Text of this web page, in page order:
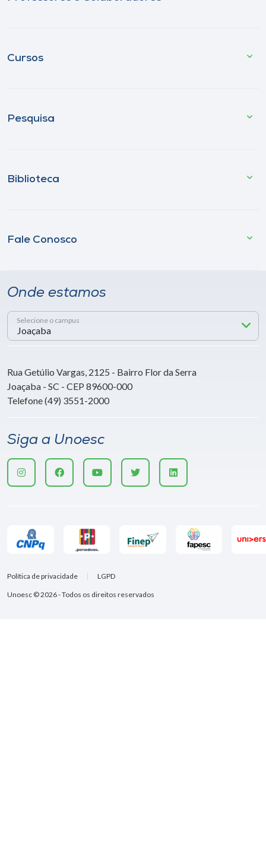
Cursos
Pesquisa
Biblioteca
Fale Conosco
Onde estamos
Selecione o campus
Rua Getúlio Vargas, 2125 - Bairro Flor da Serra
Joaçaba - SC - CEP 89600-000
Telefone (49) 3551-2000
Siga a Unoesc
Unoesc © 2026 - Todos os direitos reservados
Política de privacidade LGPD